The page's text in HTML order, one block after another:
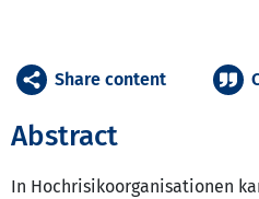
Abstract
In Hochrisikoorganisationen
Share content